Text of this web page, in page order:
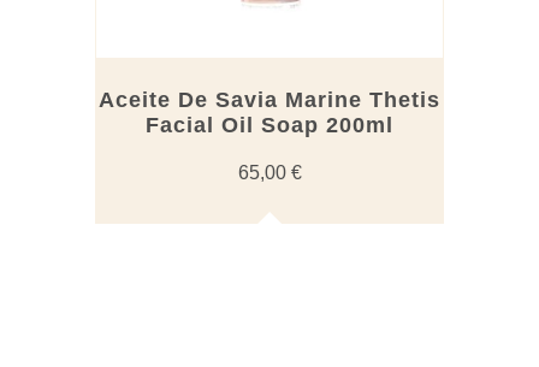
Aceite De Savia Marine Thetis
Facial Oil Soap 200ml
65,00 €